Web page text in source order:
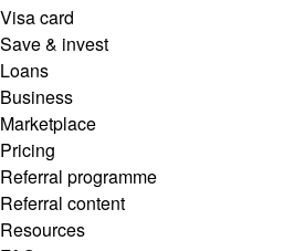
Visa card
Save & invest
Loans
Business
Marketplace
Pricing
Referral programme
Referral content
Resources